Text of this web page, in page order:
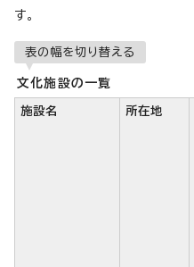
す。
表の幅を切り替える
文化施設の一覧
施設名 所在地